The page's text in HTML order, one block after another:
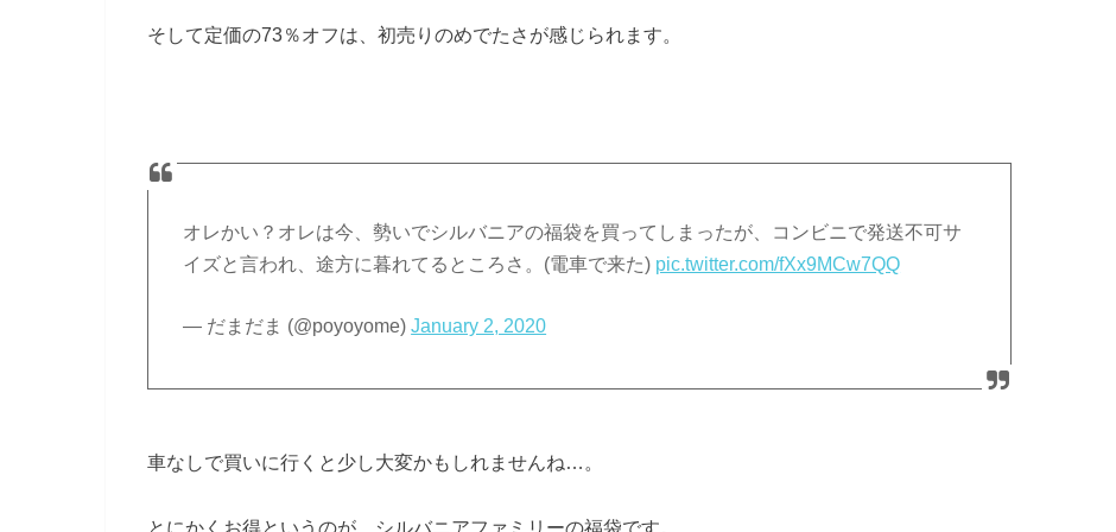
そして定価の73％オフは、初売りのめでたさが感じられます。
オレかい？オレは今、勢いでシルバニアの福袋を買ってしまったが、コンビニで発送不可サ
イズと言われ、途方に暮れてるところさ。(電車で来た) pic.twitter.com/fXx9MCw7QQ
— だまだま (@poyoyome)January 2, 2020
車なしで買いに行くと少し大変かもしれませんね…。
とにかくお得というのが、シルバニアファミリーの福袋です。